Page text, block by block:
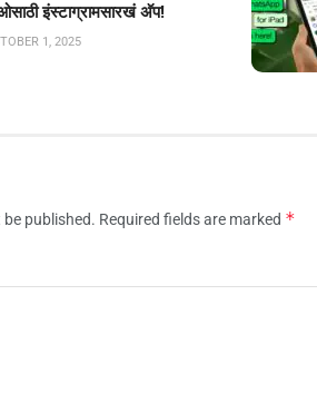
इंस्टाग्रामसारखं अ‍ॅप!
1, 2025
published. Required fields are marked *